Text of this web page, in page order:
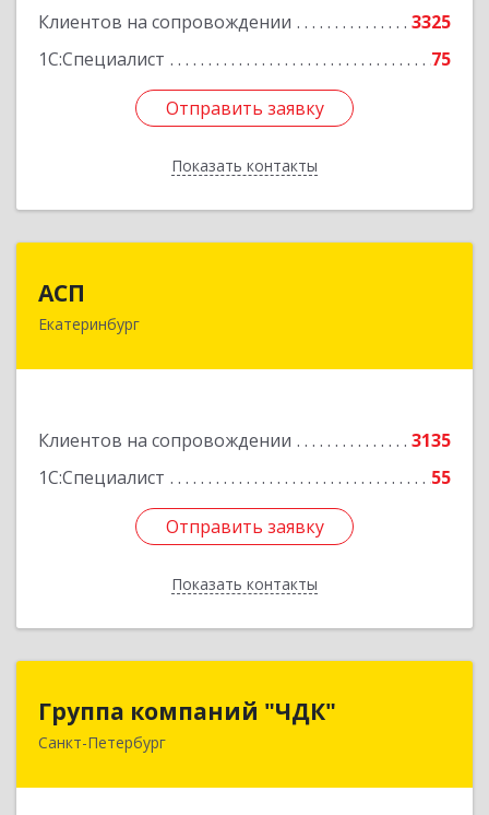
Клиентов на сопровождении
3325
1С:Специалист
75
Отправить заявку
Показать контакты
Отправить заявку
Назад
АСП
Екатеринбург
Клиентов на сопровождении
3135
1С:Специалист
55
Отправить заявку
Показать контакты
620075, Свердловская обл, Екатеринбург г,
Отправить заявку
Назад
Группа компаний "ЧДК"
Санкт-Петербург
Группа компаний "ЧДК"
191119, Санкт-Петербург г, вн.тер.г.